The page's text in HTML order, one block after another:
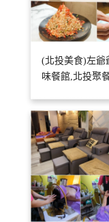
(北投美食)左爺
味餐館,北投聚